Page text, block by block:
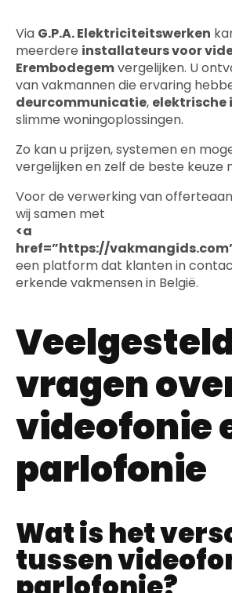
Via G.P.A. Elektriciteitswerken
meerdere installateurs voor
Erembodegemvergelijken. U
van vakmannen die ervaring
deurcommunicatie,
slimme woningoplossingen.
Zo kan u prijzen, systemen en
vergelijken en zelf de beste keuze
Voor de verwerking van
wij samen met
<a
href=”https://
een platform dat klanten in
erkende vakmensen in België.
vragen
videofonie
parlofonie
Wat is het
tussen